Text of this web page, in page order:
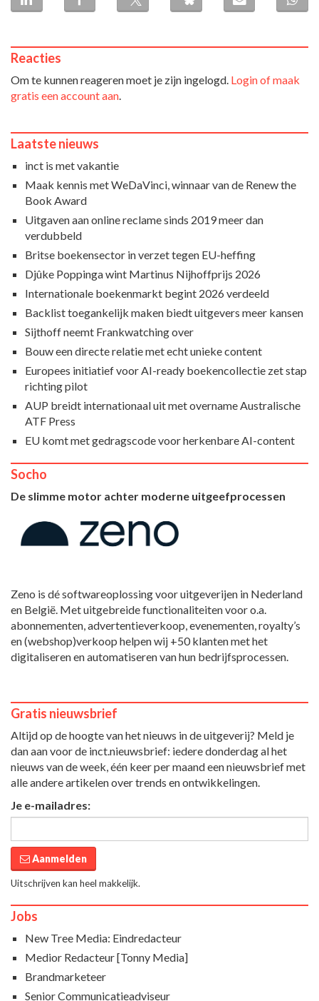
Reacties
Om te kunnen reageren moet je zijn ingelogd. Login of maak
gratis een account aan.
Laatste nieuws
inct is met vakantie
Maak kennis met WeDaVinci, winnaar van de Renew the
Book Award
Uitgaven aan online reclame sinds 2019 meer dan
verdubbeld
Britse boekensector in verzet tegen EU-heffing
Djûke Poppinga wint Martinus Nijhoffprijs 2026
Internationale boekenmarkt begint 2026 verdeeld
Backlist toegankelijk maken biedt uitgevers meer kansen
Sijthoff neemt Frankwatching over
Bouw een directe relatie met echt unieke content
Europees initiatief voor AI-ready boekencollectie zet stap
richting pilot
AUP breidt internationaal uit met overname Australische
ATF Press
EU komt met gedragscode voor herkenbare AI-content
Socho
De slimme motor achter moderne uitgeefprocessen
Zeno is dé softwareoplossing voor uitgeverijen in Nederland
en België. Met uitgebreide functionaliteiten voor o.a.
abonnementen, advertentieverkoop, evenementen, royalty’s
en (webshop)verkoop helpen wij +50 klanten met het
digitaliseren en automatiseren van hun bedrijfsprocessen.
Gratis nieuwsbrief
Altijd op de hoogte van het nieuws in de uitgeverij? Meld je
dan aan voor de inct.nieuwsbrief: iedere donderdag al het
nieuws van de week, één keer per maand een nieuwsbrief met
alle andere artikelen over trends en ontwikkelingen.
Je e-mailadres:
Aanmelden
Uitschrijven kan heel makkelijk.
Jobs
New Tree Media: Eindredacteur
Medior Redacteur [Tonny Media]
Brandmarketeer
Senior Communicatieadviseur